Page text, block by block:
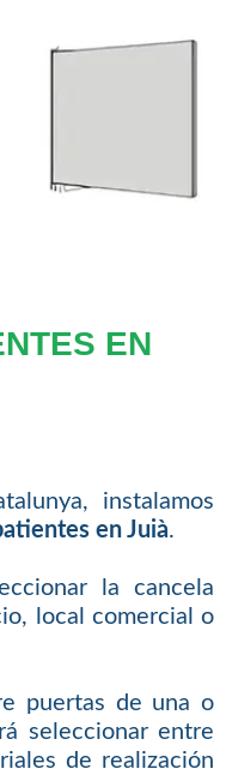
EN
instalamos
en Juià.
la cancela
local comercial o
puertas de una o
seleccionar entre
de realización